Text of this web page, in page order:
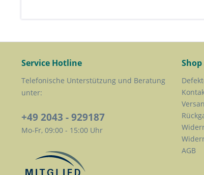
Service Hotline
Telefonische Unterstützung und Beratung
unter:
+49 2043 - 929187
Mo-Fr, 09:00 - 15:00 Uhr
Shop
AGB